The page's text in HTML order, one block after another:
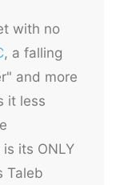
with no
, a falling
and more
it less
its ONLY
Taleb